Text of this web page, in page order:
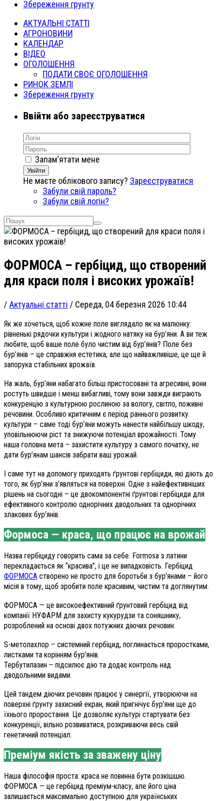
Збереження грунту
АКТУАЛЬНІ СТАТТІ
АГРОНОВИНИ
КАЛЕНДАР
ВІДЕО
ОГОЛОШЕННЯ
ПОДАТИ СВОЄ ОГОЛОШЕННЯ
РИНОК ЗЕМЛІ
Збереження грунту
Ввійти або зареєструватися
Запам'ятати мене
Увійти
Не маєте облікового запису? Зареєструватися
Забули свій пароль?
Забули свій логін?
ФОРМОСА – гербіцид, що створений
для краси поля і високих урожаїв!
/ Актуальні статті / Середа, 04 березня 2026 10:44
Як же хочеться, щоб кожне поле виглядало як на малюнку:
рівненькі рядочки культури і жодного натяку на бур’яни. А ви теж
любите, щоб ваше поле було чистим від бур’янів? Поле без
бур’янів – це справжня естетика, але що найважливіше, це ще й
запорука стабільних врожаїв.
На жаль, бур’яни набагато більш пристосовані та агресивні, вони
ростуть швидше і менш вибагливі, тому вони завжди виграють
конкуренцію з культурною рослиною за вологу, світло, поживні
речовини. Особливо критичним є період раннього розвитку
культури – саме тоді бур’яни можуть нанести найбільшу шкоду,
уповільнюючи ріст та знижуючи потенціал врожайності. Тому
наша головна мета – захистити культуру з самого початку, не
дати бур’янам шансів забрати ваш урожай.
І саме тут на допомогу приходять ґрунтові гербіциди, які діють до
того, як бур’яни з’являться на поверхні. Одне з найефективніших
рішень на сьогодні – це двокомпонентні ґрунтові гербіциди для
ефективного контролю однорічних дводольних та однорічних
злакових бур’янів.
Формоса — краса, що працює на врожай
Назва гербіциду говорить сама за себе. Formosa з латини
перекладається як “красива”, і це не випадковість. Гербіцид
ФОРМОСА створено не просто для боротьби з бур’янами – його
місія в тому, щоб зробити поле красивим, чистим та доглянутим.
ФОРМОСА — це високоефективний ґрунтовий гербіцид від
компанії НУФАРМ для захисту кукурудзи та соняшнику,
розроблений на основі двох потужних діючих речовин:
S-метолахлор – системний гербіцид, поглинається проростками,
листками та корінням бур’янів.
Тербутилазин – підсилює дію та додає контроль над
дводольними видами.
Цей тандем діючих речовин працює у синергії, утворюючи на
поверхні ґрунту захисний екран, який пригнічує бур’яни ще до
їхнього проростання. Це дозволяє культурі стартувати без
конкуренції, вільно розвиватися, розкриваючи весь свій
генетичний потенціал.
Преміум якість за зважену ціну
Наша філософія проста: краса не повинна бути розкішшю.
ФОРМОСА — це гербіцид преміум-класу, але його ціна
залишається максимально доступною для українських